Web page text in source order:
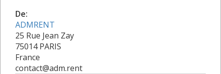
De:
ADMRENT
25 Rue Jean Zay
75014 PARIS
France
contact@adm.rent